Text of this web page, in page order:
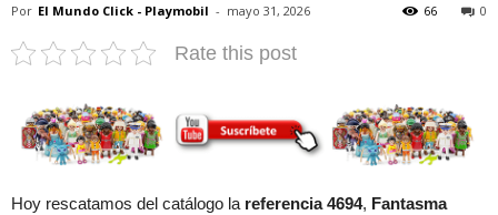
Por El Mundo Click - Playmobil - mayo 31, 2026 0
66
Rate this post
Hoy rescatamos del catálogo la referencia 4694, Fantasma